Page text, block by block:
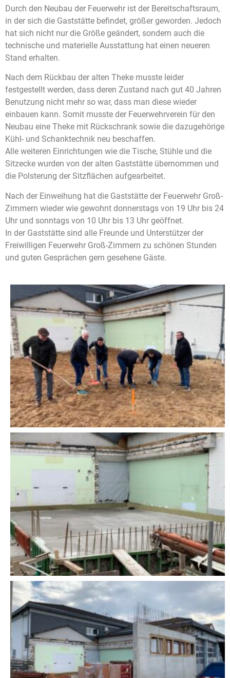
Durch den Neubau der Feuerwehr ist der Bereitschaftsraum,
in der sich die Gaststätte befindet, größer geworden. Jedoch
hat sich nicht nur die Größe geändert, sondern auch die
technische und materielle Ausstattung hat einen neueren
Stand erhalten.
Nach dem Rückbau der alten Theke musste leider
festgestellt werden, dass deren Zustand nach gut 40 Jahren
Benutzung nicht mehr so war, dass man diese wieder
einbauen kann. Somit musste der Feuerwehrverein für den
Neubau eine Theke mit Rückschrank sowie die dazugehörige
Kühl- und Schanktechnik neu beschaffen.
Alle weiteren Einrichtungen wie die Tische, Stühle und die
Sitzecke wurden von der alten Gaststätte übernommen und
die Polsterung der Sitzflächen aufgearbeitet.
Nach der Einweihung hat die Gaststätte der Feuerwehr Groß-
Zimmern wieder wie gewohnt donnerstags von 19 Uhr bis 24
Uhr und sonntags von 10 Uhr bis 13 Uhr geöffnet.
In der Gaststätte sind alle Freunde und Unterstützer der
Freiwilligen Feuerwehr Groß-Zimmern zu schönen Stunden
und guten Gesprächen gern gesehene Gäste.